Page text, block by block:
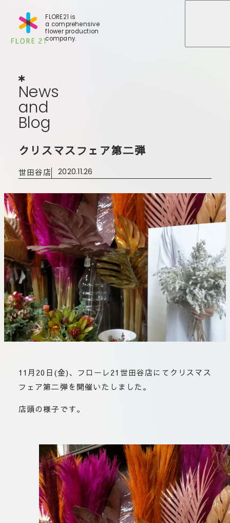
FLORE21 is
a comprehensive
flower production
company.
News
News
and
and
Blog
Blog
クリスマスフェア第二弾
世田谷店 2020.11.26
11月20日(金)、フローレ21世田谷店にてクリスマス
フェア第二弾を開催いたしました。
店頭の様子です。
大田本店
大田支店
大田新店
葛西店
板橋店
川崎加工部
会社概要
FLORE
STORY
Gallery
お取引につ
いて
お問い合わ
せ
EN
flore21
official instagram
Tokyo
facebook